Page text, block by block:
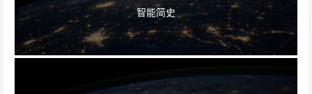
智能简史